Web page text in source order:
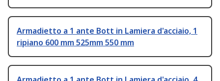
Armadietto a 1 ante Bott in Lamiera d'acciaio, 1
ripiano 600 mm 525mm 550 mm